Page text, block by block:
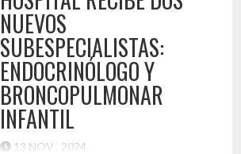
NUEVOS
SUBESPECIALISTAS:
ENDOCRINÓLOGO Y
BRONCOPULMONAR
INFANTIL
13 NOV , 2024